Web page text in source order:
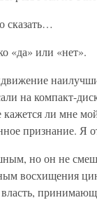
сказать…
«да» или «нет».
на компакт-
кажется ли мне
признание. Я
но он не
восхищения